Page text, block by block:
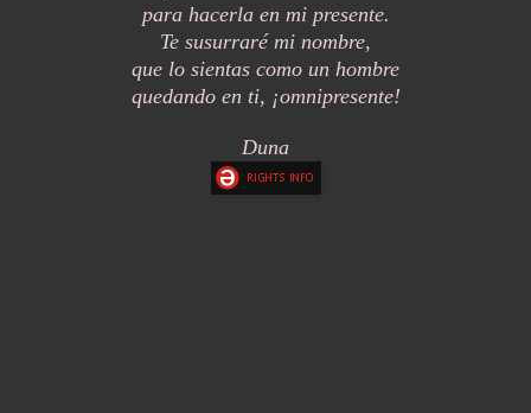
para hacerla en mi presente.
Te susurraré mi nombre,
que lo sientas como un hombre
quedando en ti, ¡omnipresente!
Duna